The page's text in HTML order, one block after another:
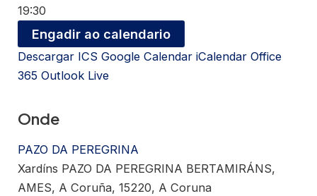
19:30
Engadir ao calendario
Descargar ICS Google Calendar iCalendar Office
365 Outlook Live
Onde
PAZO DA PEREGRINA
Xardíns PAZO DA PEREGRINA BERTAMIRÁNS,
AMES, A Coruña, 15220, A Coruna